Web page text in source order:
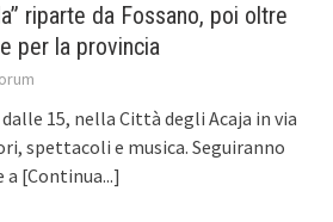
riparte da Fossano, poi oltre
per la provincia
15, nella Città degli Acaja in via
spettacoli e musica. Seguiranno
a [Continua...]